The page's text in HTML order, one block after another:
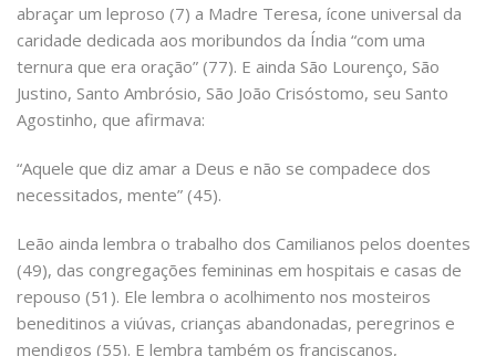
abraçar um leproso (7) a Madre Teresa, ícone universal da
caridade dedicada aos moribundos da Índia “com uma
ternura que era oração” (77). E ainda São Lourenço, São
Justino, Santo Ambrósio, São João Crisóstomo, seu Santo
Agostinho, que afirmava:
“Aquele que diz amar a Deus e não se compadece dos
necessitados, mente” (45).
Leão ainda lembra o trabalho dos Camilianos pelos doentes
(49), das congregações femininas em hospitais e casas de
repouso (51). Ele lembra o acolhimento nos mosteiros
beneditinos a viúvas, crianças abandonadas, peregrinos e
mendigos (55). E lembra também os franciscanos,